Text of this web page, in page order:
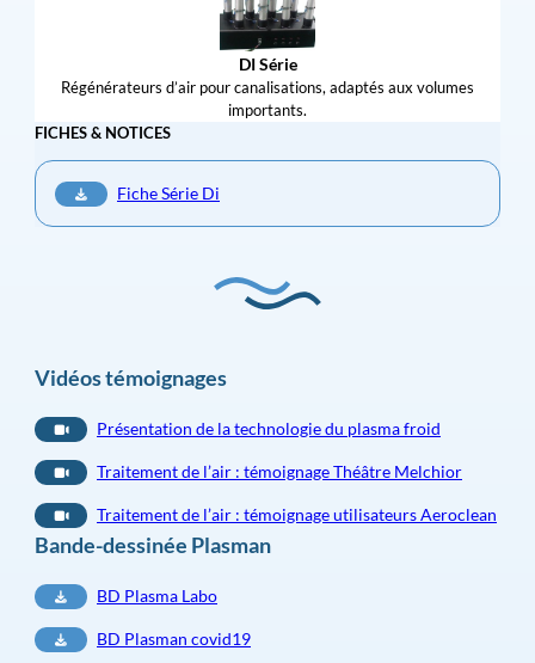
DI Série
Régénérateurs d’air pour canalisations, adaptés aux volumes
importants.
FICHES & NOTICES
Fiche Série Di
Vidéos témoignages
Présentation de la technologie du plasma froid
Traitement de l’air : témoignage Théâtre Melchior
Traitement de l’air : témoignage utilisateurs Aeroclean
Bande-dessinée Plasman
BD Plasma Labo
BD Plasman covid19